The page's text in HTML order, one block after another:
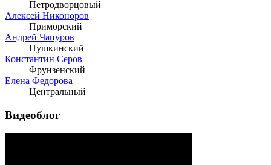
Петродворцовый
Алексей Никоноров
Приморский
Андрей Чапуров
Пушкинский
Константин Серов
Фрунзенский
Елена Федорова
Центральный
Видеоблог